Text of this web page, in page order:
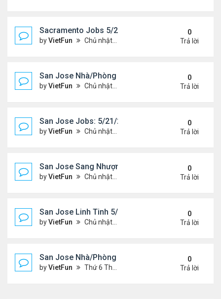
Sacramento Jobs 5/21/21- 5/28/21
byVietFun Chủ nhật Tháng 5 23, 2021 2:19 pm
0
Trả lời
San Jose Nhà/Phòng 5/21/21-5/28/21
byVietFun Chủ nhật Tháng 5 23, 2021 2:14 pm
0
Trả lời
San Jose Jobs: 5/21/21- 5/25/2021
byVietFun Chủ nhật Tháng 5 23, 2021 2:12 pm
0
Trả lời
San Jose Sang Nhượng 5/21/21-5/28/21
byVietFun Chủ nhật Tháng 5 23, 2021 2:10 pm
0
Trả lời
San Jose Linh Tinh 5/21/21 - 5/28/21
byVietFun Chủ nhật Tháng 5 23, 2021 2:09 pm
0
Trả lời
San Jose Nhà/Phòng 5/14/21-5/21/21
byVietFun Thứ 6 Tháng 5 14, 2021 12:17 pm
0
Trả lời